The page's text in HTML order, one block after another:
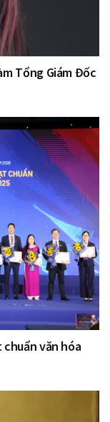
Tổng Giám Đốc
văn hóa